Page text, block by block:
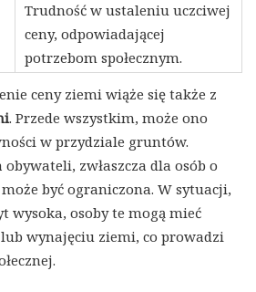
Trudność w ustaleniu uczciwej
ceny, odpowiadającej
potrzebom społecznym.
ceny ziemi wiąże się także z
. Przede wszystkim, może ono
w przydziale gruntów.
zwłaszcza dla osób o
być ograniczona. W sytuacji,
wysoka, osoby te mogą mieć
wynajęciu ziemi, co prowadzi